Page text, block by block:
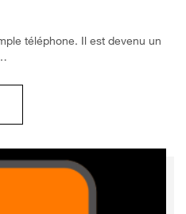
téléphone. Il est devenu un
protéger les données de